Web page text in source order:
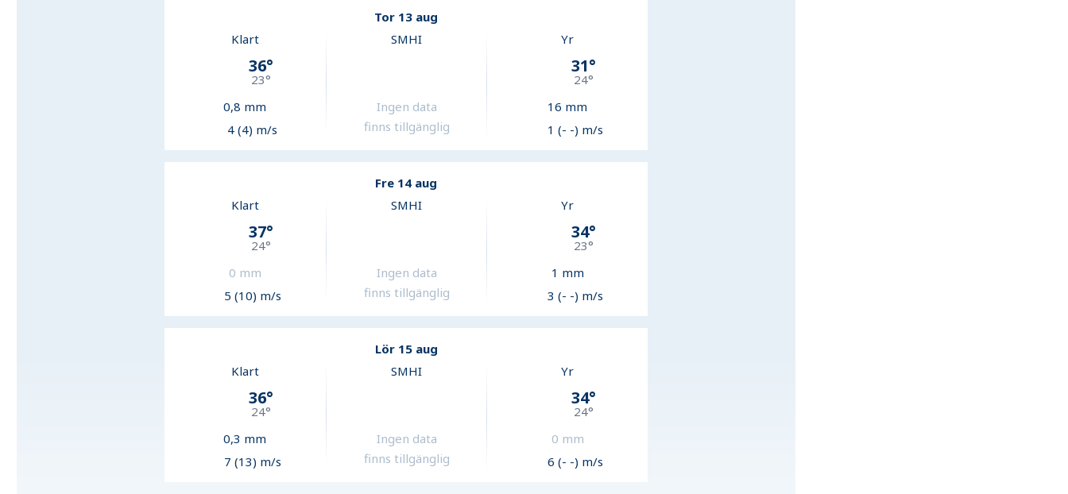
Tor 13 aug
Klart
36°
23°
0,8 mm
4 (4) m/s
SMHI
Ingen data
finns tillgänglig
Yr
31°
24°
16 mm
1 (- -) m/s
Fre 14 aug
Klart
37°
24°
0 mm
5 (10) m/s
SMHI
Ingen data
finns tillgänglig
Yr
34°
23°
1 mm
3 (- -) m/s
Lör 15 aug
Klart
36°
24°
0,3 mm
7 (13) m/s
SMHI
Ingen data
finns tillgänglig
Yr
34°
24°
0 mm
6 (- -) m/s